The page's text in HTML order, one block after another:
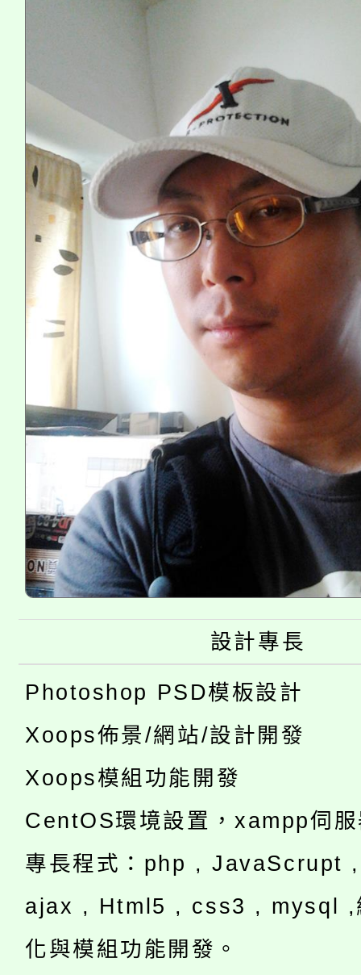
設計專長
Photoshop PSD模板設計
Xoops佈景/網站/設計開發
Xoops模組功能開發
CentOS環境設置，xampp伺
專長程式：php , JavaScrupt
ajax , Html5 , css3 , mysql ,
化與模組功能開發。